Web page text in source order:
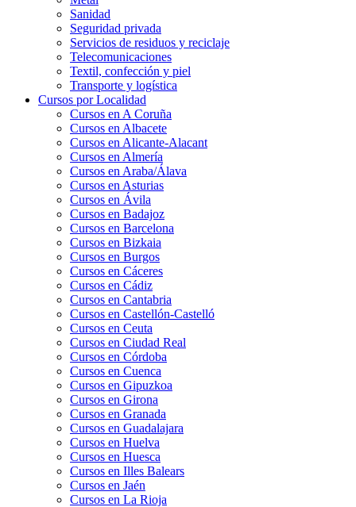
Sanidad
Seguridad privada
Servicios de residuos y reciclaje
Telecomunicaciones
Textil, confección y piel
Transporte y logística
Cursos por Localidad
Cursos en A Coruña
Cursos en Albacete
Cursos en Alicante-Alacant
Cursos en Almería
Cursos en Araba/Álava
Cursos en Asturias
Cursos en Ávila
Cursos en Badajoz
Cursos en Barcelona
Cursos en Bizkaia
Cursos en Burgos
Cursos en Cáceres
Cursos en Cádiz
Cursos en Cantabria
Cursos en Castellón-Castelló
Cursos en Ceuta
Cursos en Ciudad Real
Cursos en Córdoba
Cursos en Cuenca
Cursos en Gipuzkoa
Cursos en Girona
Cursos en Granada
Cursos en Guadalajara
Cursos en Huelva
Cursos en Huesca
Cursos en Illes Balears
Cursos en Jaén
Cursos en La Rioja